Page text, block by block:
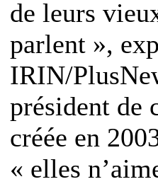
de leurs
parlent »,
IRIN/
président de
créée en
« elles